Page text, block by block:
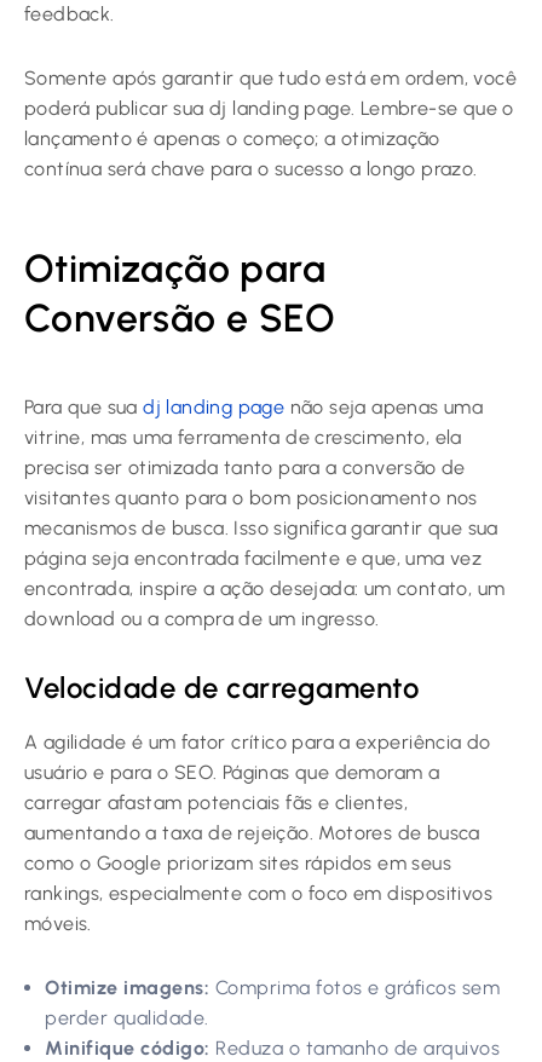
feedback.
Somente após garantir que tudo está em ordem, você
poderá publicar sua dj landing page. Lembre-se que o
lançamento é apenas o começo; a otimização
contínua será chave para o sucesso a longo prazo.
Otimização para
Conversão e SEO
Para que suadj landing page não seja apenas uma
vitrine, mas uma ferramenta de crescimento, ela
precisa ser otimizada tanto para a conversão de
visitantes quanto para o bom posicionamento nos
mecanismos de busca. Isso significa garantir que sua
página seja encontrada facilmente e que, uma vez
encontrada, inspire a ação desejada: um contato, um
download ou a compra de um ingresso.
Velocidade de carregamento
A agilidade é um fator crítico para a experiência do
usuário e para o SEO. Páginas que demoram a
carregar afastam potenciais fãs e clientes,
aumentando a taxa de rejeição. Motores de busca
como o Google priorizam sites rápidos em seus
rankings, especialmente com o foco em dispositivos
móveis.
Otimize imagens: Comprima fotos e gráficos sem
perder qualidade.
Minifique código: Reduza o tamanho de arquivos